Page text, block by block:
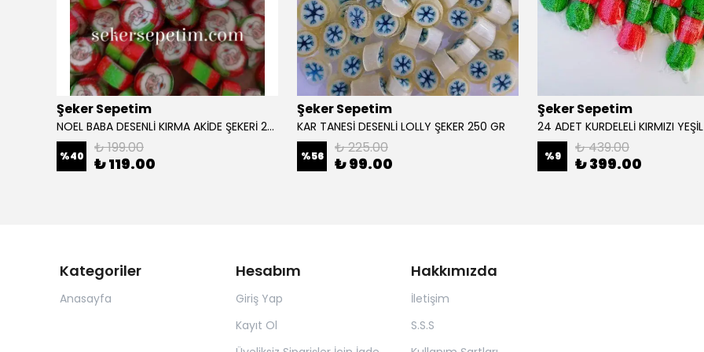
Şeker Sepetim
NOEL BABA DESENLİ KIRMA AKİDE ŞEKERİ 250 GR
%40 ₺ 199.00
₺ 119.00
Şeker Sepetim
KAR TANESİ DESENLİ LOLLY ŞEKER 250 GR
%56 ₺ 225.00
₺ 99.00
Şeker Sepetim
%9 ₺ 439.00
₺ 399.00
Kategoriler
Anasayfa
Hesabım
Giriş Yap
Kayıt Ol
Hakkımızda
İletişim
S.S.S